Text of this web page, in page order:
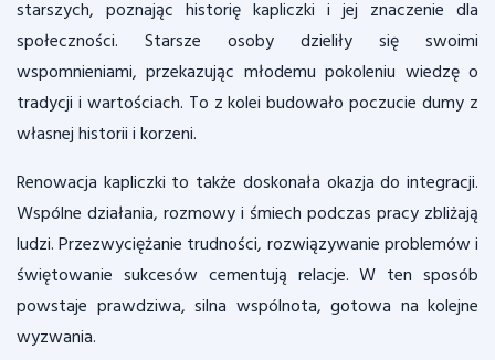
starszych, poznając historię kapliczki i jej znaczenie dla
społeczności. Starsze osoby dzieliły się swoimi
wspomnieniami, przekazując młodemu pokoleniu wiedzę o
tradycji i wartościach. To z kolei budowało poczucie dumy z
własnej historii i korzeni.
Renowacja kapliczki to także doskonała okazja do integracji.
Wspólne działania, rozmowy i śmiech podczas pracy zbliżają
ludzi. Przezwyciężanie trudności, rozwiązywanie problemów i
świętowanie sukcesów cementują relacje. W ten sposób
powstaje prawdziwa, silna wspólnota, gotowa na kolejne
wyzwania.